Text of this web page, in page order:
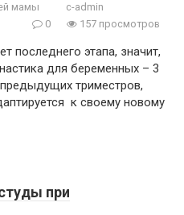
мамы
c-admin
0
157 просмотров
последнего этапа, значит,
для беременных – 3
триместров,
к своему новому
при